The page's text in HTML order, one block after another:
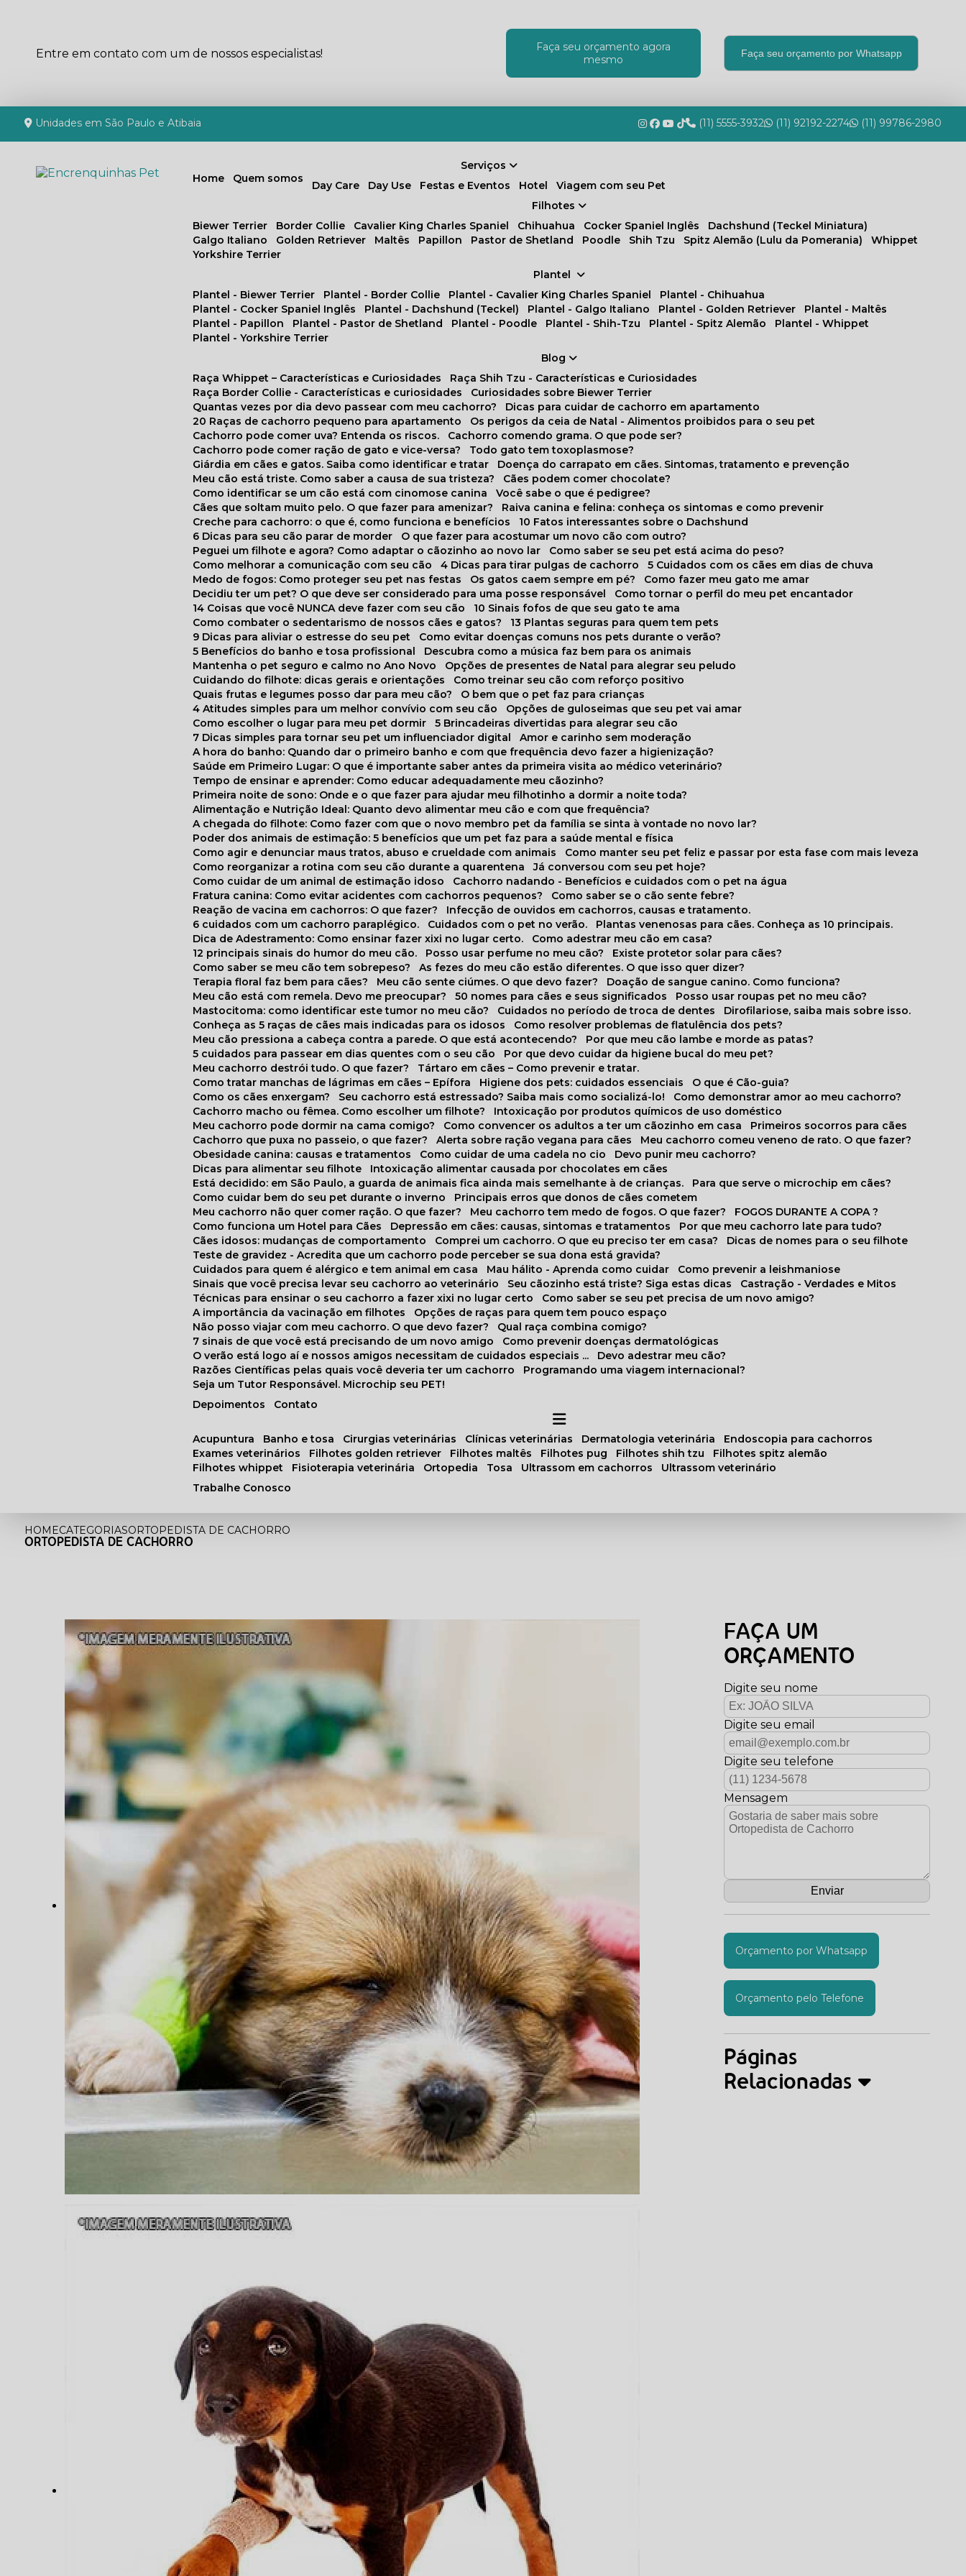
Entre em contato com um de nossos especialistas!
Faça seu orçamento agora
mesmo
Faça seu orçamento por Whatsapp
Unidades em São Paulo e Atibaia (11) 5555-3932 (11) 92192-2274 (11) 99786-2980
Home Quem somos
Depoimentos
Plantel
Plantel - Biewer Terrier
Plantel - Border Collie Plantel - Cavalier King Charles Spaniel
Plantel - Chihuahua
Plantel - Cocker Spaniel Inglês
Plantel - Dachshund (Teckel) Plantel - Galgo Italiano Plantel - Golden Retriever
Plantel - Maltês
Plantel - Papillon
Plantel - Pastor de Shetland Plantel - Poodle Plantel - Shih-Tzu Plantel - Spitz Alemão
Plantel - Whippet
Plantel - Yorkshire Terrier
Blog
Raça Whippet – Características e Curiosidades
Raça Shih Tzu - Características e Curiosidades
Raça Border Collie - Características e curiosidades
Curiosidades sobre Biewer Terrier
Quantas vezes por dia devo passear com meu cachorro?
Dicas para cuidar de cachorro em apartamento
20 Raças de cachorro pequeno para apartamento
Os perigos da ceia de Natal - Alimentos proibidos para o seu pet
Cachorro pode comer uva? Entenda os riscos.
Cachorro comendo grama. O que pode ser?
Cachorro pode comer ração de gato e vice-versa?
Todo gato tem toxoplasmose?
Giárdia em cães e gatos. Saiba como identificar e tratar
Doença do carrapato em cães. Sintomas, tratamento e prevenção
Meu cão está triste. Como saber a causa de sua tristeza?
Cães podem comer chocolate?
Como identificar se um cão está com cinomose canina
Você sabe o que é pedigree?
Cães que soltam muito pelo. O que fazer para amenizar?
Raiva canina e felina: conheça os sintomas e como prevenir
Creche para cachorro: o que é, como funciona e benefícios
10 Fatos interessantes sobre o Dachshund
6 Dicas para seu cão parar de morder
O que fazer para acostumar um novo cão com outro?
Peguei um filhote e agora? Como adaptar o cãozinho ao novo lar
Como saber se seu pet está acima do peso?
Como melhorar a comunicação com seu cão
4 Dicas para tirar pulgas de cachorro
5 Cuidados com os cães em dias de chuva
Medo de fogos: Como proteger seu pet nas festas
Os gatos caem sempre em pé?
Como fazer meu gato me amar
Decidiu ter um pet? O que deve ser considerado para uma posse responsável
Como tornar o perfil do meu pet encantador
14 Coisas que você NUNCA deve fazer com seu cão
10 Sinais fofos de que seu gato te ama
Como combater o sedentarismo de nossos cães e gatos?
13 Plantas seguras para quem tem pets
9 Dicas para aliviar o estresse do seu pet
Como evitar doenças comuns nos pets durante o verão?
5 Benefícios do banho e tosa profissional
Descubra como a música faz bem para os animais
Mantenha o pet seguro e calmo no Ano Novo
Opções de presentes de Natal para alegrar seu peludo
Cuidando do filhote: dicas gerais e orientações
Como treinar seu cão com reforço positivo
Quais frutas e legumes posso dar para meu cão?
O bem que o pet faz para crianças
4 Atitudes simples para um melhor convívio com seu cão
Opções de guloseimas que seu pet vai amar
Como escolher o lugar para meu pet dormir
5 Brincadeiras divertidas para alegrar seu cão
7 Dicas simples para tornar seu pet um influenciador digital
Amor e carinho sem moderação
A hora do banho: Quando dar o primeiro banho e com que frequência devo fazer a higienização?
Saúde em Primeiro Lugar: O que é importante saber antes da primeira visita ao médico veterinário?
Tempo de ensinar e aprender: Como educar adequadamente meu cãozinho?
Primeira noite de sono: Onde e o que fazer para ajudar meu filhotinho a dormir a noite toda?
Alimentação e Nutrição Ideal: Quanto devo alimentar meu cão e com que frequência?
A chegada do filhote: Como fazer com que o novo membro pet da família se sinta à vontade no novo lar?
Poder dos animais de estimação: 5 benefícios que um pet faz para a saúde mental e física
Como agir e denunciar maus tratos, abuso e crueldade com animais
Como manter seu pet feliz e passar por esta fase com mais leveza
Como reorganizar a rotina com seu cão durante a quarentena
Já conversou com seu pet hoje?
Como cuidar de um animal de estimação idoso
Cachorro nadando - Benefícios e cuidados com o pet na água
Fratura canina: Como evitar acidentes com cachorros pequenos?
Como saber se o cão sente febre?
Reação de vacina em cachorros: O que fazer?
Infecção de ouvidos em cachorros, causas e tratamento.
6 cuidados com um cachorro paraplégico.
Cuidados com o pet no verão.
Plantas venenosas para cães. Conheça as 10 principais.
Dica de Adestramento: Como ensinar fazer xixi no lugar certo.
Como adestrar meu cão em casa?
12 principais sinais do humor do meu cão.
Posso usar perfume no meu cão?
Existe protetor solar para cães?
Como saber se meu cão tem sobrepeso?
As fezes do meu cão estão diferentes. O que isso quer dizer?
Terapia floral faz bem para cães?
Meu cão sente ciúmes. O que devo fazer?
Doação de sangue canino. Como funciona?
Meu cão está com remela. Devo me preocupar?
50 nomes para cães e seus significados
Posso usar roupas pet no meu cão?
Mastocitoma: como identificar este tumor no meu cão?
Cuidados no período de troca de dentes
Dirofilariose, saiba mais sobre isso.
Conheça as 5 raças de cães mais indicadas para os idosos
Como resolver problemas de flatulência dos pets?
Meu cão pressiona a cabeça contra a parede. O que está acontecendo?
Por que meu cão lambe e morde as patas?
5 cuidados para passear em dias quentes com o seu cão
Por que devo cuidar da higiene bucal do meu pet?
Meu cachorro destrói tudo. O que fazer?
Tártaro em cães – Como prevenir e tratar.
Como tratar manchas de lágrimas em cães – Epífora
Higiene dos pets: cuidados essenciais
O que é Cão-guia?
Como os cães enxergam?
Seu cachorro está estressado? Saiba mais como socializá-lo!
Como demonstrar amor ao meu cachorro?
Cachorro macho ou fêmea. Como escolher um filhote?
Intoxicação por produtos químicos de uso doméstico
Meu cachorro pode dormir na cama comigo?
Como convencer os adultos a ter um cãozinho em casa
Primeiros socorros para cães
Cachorro que puxa no passeio, o que fazer?
Alerta sobre ração vegana para cães
Meu cachorro comeu veneno de rato. O que fazer?
Obesidade canina: causas e tratamentos
Como cuidar de uma cadela no cio
Devo punir meu cachorro?
Dicas para alimentar seu filhote
Intoxicação alimentar causada por chocolates em cães
Está decidido: em São Paulo, a guarda de animais fica ainda mais semelhante à de crianças.
Para que serve o microchip em cães?
Como cuidar bem do seu pet durante o inverno
Principais erros que donos de cães cometem
Meu cachorro não quer comer ração. O que fazer?
Meu cachorro tem medo de fogos. O que fazer?
FOGOS DURANTE A COPA ?
Como funciona um Hotel para Cães
Depressão em cães: causas, sintomas e tratamentos
Por que meu cachorro late para tudo?
Cães idosos: mudanças de comportamento
Comprei um cachorro. O que eu preciso ter em casa?
Dicas de nomes para o seu filhote
Teste de gravidez - Acredita que um cachorro pode perceber se sua dona está gravida?
Cuidados para quem é alérgico e tem animal em casa
Mau hálito - Aprenda como cuidar
Como prevenir a leishmaniose
Sinais que você precisa levar seu cachorro ao veterinário
Seu cãozinho está triste? Siga estas dicas
Castração - Verdades e Mitos
Técnicas para ensinar o seu cachorro a fazer xixi no lugar certo
Como saber se seu pet precisa de um novo amigo?
A importância da vacinação em filhotes
Opções de raças para quem tem pouco espaço
Não posso viajar com meu cachorro. O que devo fazer?
Qual raça combina comigo?
7 sinais de que você está precisando de um novo amigo
Como prevenir doenças dermatológicas
O verão está logo aí e nossos amigos necessitam de cuidados especiais ...
Devo adestrar meu cão?
Razões Científicas pelas quais você deveria ter um cachorro
Programando uma viagem internacional?
Seja um Tutor Responsável. Microchip seu PET!
Serviços
Day Care
Day Use Festas e Eventos Hotel
Viagem com seu Pet
Filhotes
Biewer Terrier
Border Collie Cavalier King Charles Spaniel Chihuahua Cocker Spaniel Inglês
Dachshund (Teckel Miniatura)
Galgo Italiano
Golden Retriever Maltês Papillon Pastor de Shetland Poodle Shih Tzu Spitz Alemão (Lulu da Pomerania)
Whippet
Yorkshire Terrier
Contato
acupuntura banho e tosa cirurgias veterinárias clínicas veterinárias dermatologia veterinária
endoscopia para cachorros
exames veterinários
filhotes golden retriever filhotes maltês filhotes pug filhotes shih tzu
filhotes spitz alemão
filhotes whippet
fisioterapia veterinária ortopedia tosa ultrassom em cachorros
ultrassom veterinário
Trabalhe Conosco
HOMECATEGORIASORTOPEDISTA DE CACHORRO
ORTOPEDISTA DE CACHORRO
FAÇA UM
ORÇAMENTO
Digite seu nome
Digite seu email
Digite seu telefone
Mensagem
Orçamento por Whatsapp
Orçamento pelo Telefone
Páginas
Relacionadas